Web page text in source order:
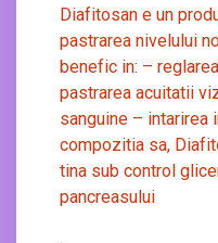
Diafitosan e un
pastrarea nivelului
benefic in: –
pastrarea acuitatii
sanguine – intarirea
compozitia sa,
tina sub control
pancreasului